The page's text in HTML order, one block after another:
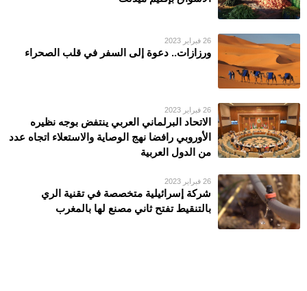
26 فبراير 2023
ورزازات.. دعوة إلى السفر في قلب الصحراء
26 فبراير 2023
الاتحاد البرلماني العربي ينتفض بوجه نظيره
الأوروبي رافضا نهج الوصاية والاستعلاء اتجاه عدد
من الدول العربية
26 فبراير 2023
شركة إسرائيلية متخصصة في تقنية الري
بالتنقيط تفتح ثاني مصنع لها بالمغرب